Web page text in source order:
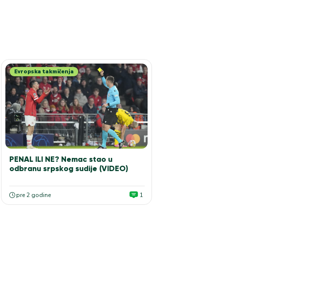
Evropska takmičenja
PENAL ILI NE? Nemac stao u
odbranu srpskog sudije (VIDEO)
pre 2 godine 1